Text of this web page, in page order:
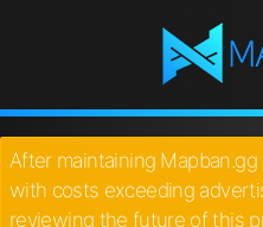
After maintaining
with costs exceeding
reviewing the future of this